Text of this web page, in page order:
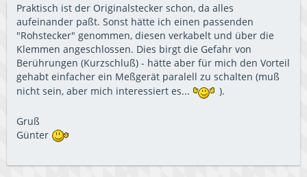
Praktisch ist der Originalstecker schon, da alles
aufeinander paßt. Sonst hätte ich einen passenden
"Rohstecker" genommen, diesen verkabelt und über die
Klemmen angeschlossen. Dies birgt die Gefahr von
Berührungen (Kurzschluß) - hätte aber für mich den Vorteil
gehabt einfacher ein Meßgerät paralell zu schalten (muß
nicht sein, aber mich interessiert es...
).
Gruß
Günter